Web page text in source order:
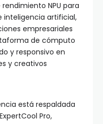
NPU para
inteligencia artificial,
empresariales
de cómputo
y responsivo en
y creativos
está respaldada
Pro,